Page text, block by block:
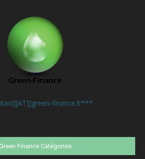
finance.fr***
Green Finance Catégories